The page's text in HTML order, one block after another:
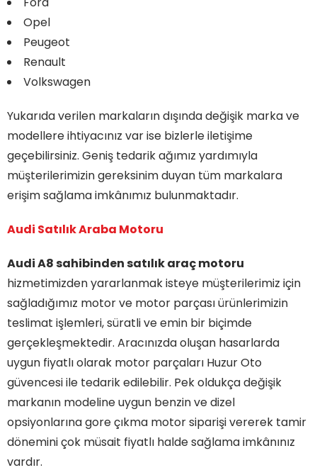
Opel
Peugeot
Renault
Volkswagen
Yukarıda verilen markaların dışında değişik marka ve
modellere ihtiyacınız var ise bizlerle iletişime
geçebilirsiniz. Geniş tedarik ağımız yardımıyla
müşterilerimizin gereksinim duyan tüm markalara
erişim sağlama imkânımız bulunmaktadır.
Audi Satılık Araba Motoru
Audi A8 sahibinden satılık araç motoru
hizmetimizden yararlanmak isteye müşterilerimiz için
sağladığımız motor ve motor parçası ürünlerimizin
teslimat işlemleri, süratli ve emin bir biçimde
gerçekleşmektedir. Aracınızda oluşan hasarlarda
uygun fiyatlı olarak motor parçaları Huzur Oto
güvencesi ile tedarik edilebilir. Pek oldukça değişik
markanın modeline uygun benzin ve dizel
opsiyonlarına gore çıkma motor siparişi vererek tamir
dönemini çok müsait fiyatlı halde sağlama imkânınız
vardır.